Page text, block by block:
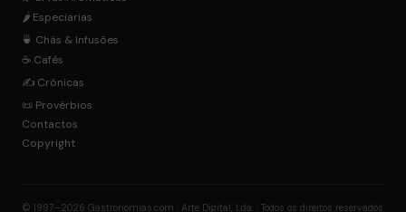
🌶️ Especiarias
🍵 Chás & Infusões
☕ Cafés
✍️ Crónicas
📜 Provérbios
Contactos
Copyright
© 1997–2026 Gastronomias.com · Arte Digital, Lda. · Todos os direitos reservados